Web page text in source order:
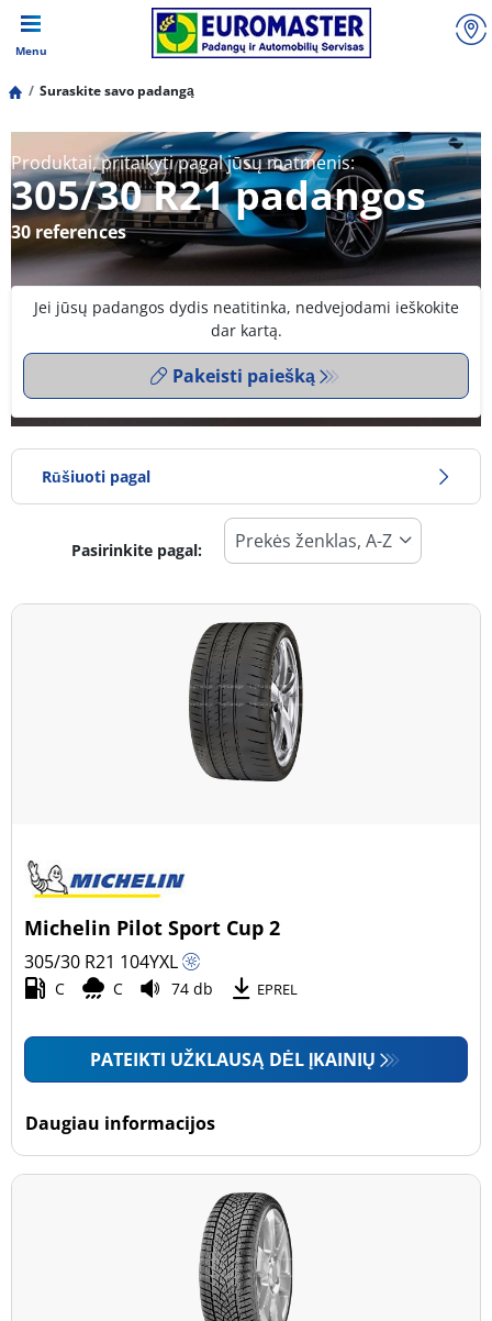
Menu
Suraskite savo padangą
Produktai, pritaikyti pagal jūsų matmenis:
305/30 R21 padangos
30 references
Jei jūsų padangos dydis neatitinka, nedvejodami ieškokite
dar kartą.
Pakeisti paiešką
Rūšiuoti pagal
Padangos tipas
Visi tipai (30)
Visi sezonai (2)
Lengvasis automobilis (30)
Mažas sunkvežimis (0)
Motociklas (0)
Padanga sustiprintomis sienelėmis
Pasirinkite pagal:
Michelin Pilot Sport Cup 2
305/30 R21 104YXL
C C 74 db EPREL
PATEIKTI UŽKLAUSĄ DĖL ĮKAINIŲ
Daugiau informacijos